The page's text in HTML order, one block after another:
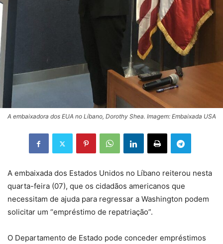
A embaixadora dos EUA no Líbano, Dorothy Shea. Imagem: Embaixada USA
A embaixada dos Estados Unidos no Líbano reiterou nesta
quarta-feira (07), que os cidadãos americanos que
necessitam de ajuda para regressar a Washington podem
solicitar um “empréstimo de repatriação”.
O Departamento de Estado pode conceder empréstimos